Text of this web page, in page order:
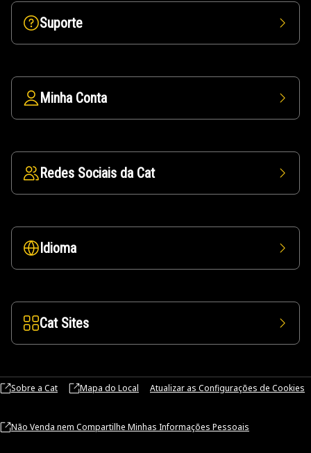
Suporte
Minha Conta
Redes Sociais da Cat
Idioma
Cat Sites
Sobre a Cat Mapa do Local Atualizar as Configurações de Cookies
Não Venda nem Compartilhe Minhas Informações Pessoais